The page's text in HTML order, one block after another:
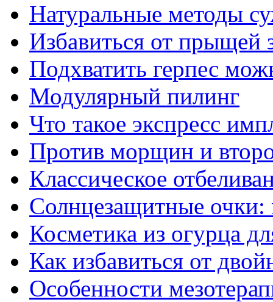
Натуральные методы
Избавиться от прыщей
Подхватить герпес
Модулярный пилинг
Что такое экспресс
Против морщин и
Классическое
Солнцезащитные
Косметика из огурца
Как избавиться от
Особенности